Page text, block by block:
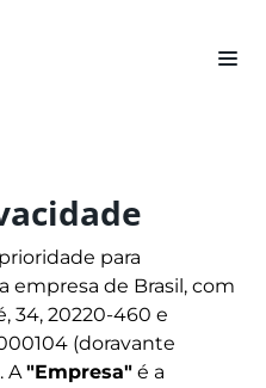
para
empresa de Brasil, com
34, 20220-460 e
(doravante
A"Empresa" é a